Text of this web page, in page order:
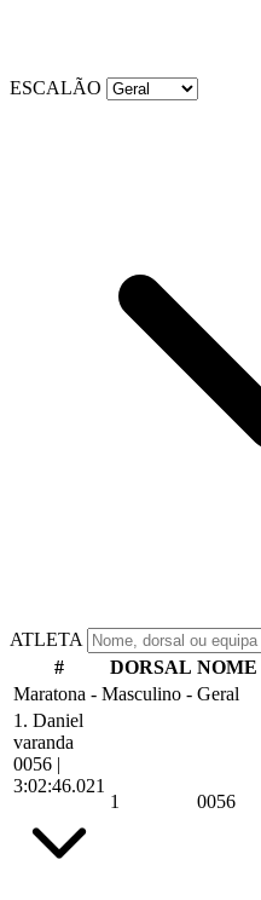
ESCALÃO
ATLETA
#
DORSAL NOME
Maratona - Masculino - Geral
1. Daniel
varanda
0056 |
3:02:46.021
1 0056